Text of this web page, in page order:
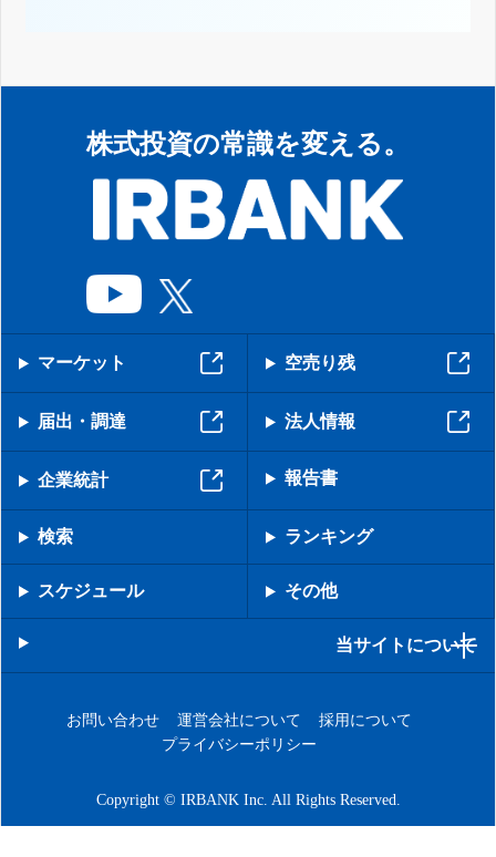
株式投資の常識を変える。
マーケット 空売り残
届出・調達 法人情報
企業統計 報告書
検索 ランキング
スケジュール その他
当サイトについて
お問い合わせ 運営会社について
採用について
プライバシーポリシー
Copyright © IRBANK Inc. All Rights Reserved.